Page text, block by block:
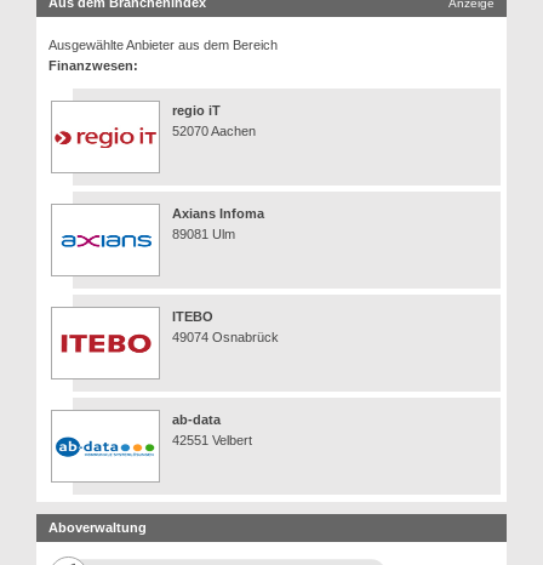
Anzeige
Ausgewählte Anbieter aus dem Bereich
Finanzwesen:
regio iT
52070 Aachen
Axians Infoma
89081 Ulm
ITEBO
49074 Osnabrück
ab-data
42551 Velbert
Aboverwaltung